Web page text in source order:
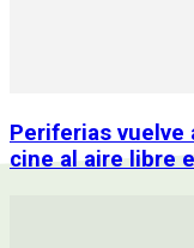
Periferias vuelve
cine al aire libre